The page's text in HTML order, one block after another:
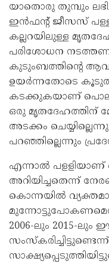
യാതൊരു തുമ്പും
ഇൻഫന്റ് ജീസസ്
കല്ലറയിലുള്ള
പരിശോധന
കുടുംബത്തിന്റെ
ഉയർന്നതോടെ
കടക്കുകയാണ്
ഒരു മൃതദേഹത്തിന്
അടക്കം
പറഞ്ഞില്ലെന്നും
എന്നാൽ പളളിയാണ്
അറിയിച്ചതെന്ന്
കൊന്നയിൽ
2006-ലും 2015-ലും